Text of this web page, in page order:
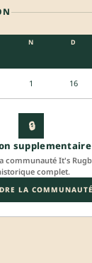
N D
1 16
🔒
supplementaire
communauté It's
complet.
LA COMMUNAUTÉ